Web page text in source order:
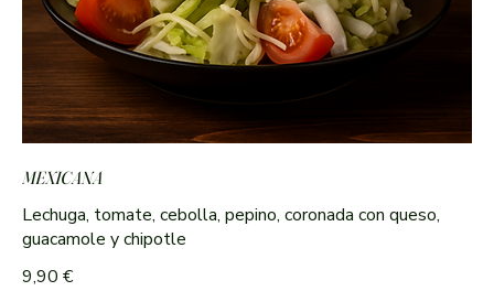
MEXICANA
Lechuga, tomate, cebolla, pepino, coronada con queso,
guacamole y chipotle
9,90 €